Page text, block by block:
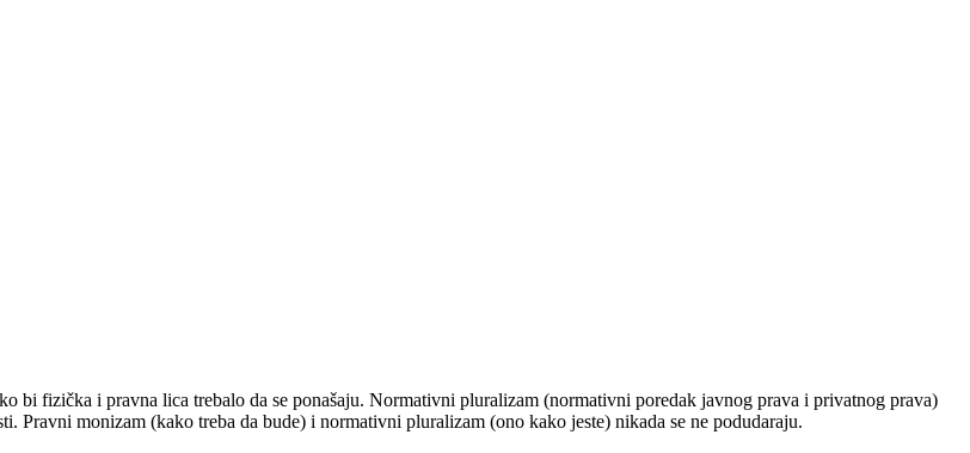
bi fizička i pravna lica trebalo da se ponašaju. Normativni pluralizam (normativni poredak javnog prava i privatnog prava)
Pravni monizam (kako treba da bude) i normativni pluralizam (ono kako jeste) nikada se ne podudaraju.